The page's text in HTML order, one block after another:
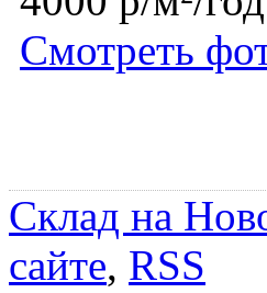
Смотреть
Склад на
сайте, RSS